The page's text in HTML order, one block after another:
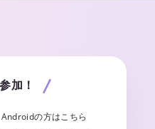
加！
Androidの方はこちら